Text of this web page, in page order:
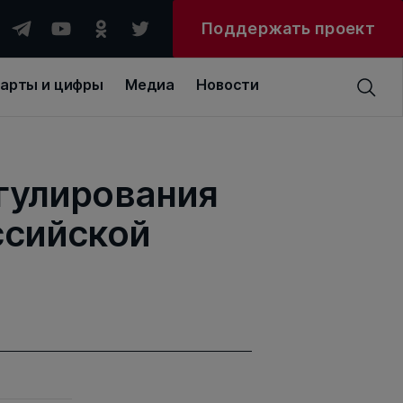
Поддержать проект
и цифры Медиа Новости